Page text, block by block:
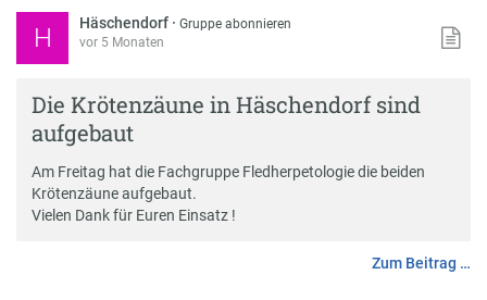
H Häschendorf ·Gruppe abonnieren
vor 5 Monaten
Die Krötenzäune in Häschendorf sind
aufgebaut
Am Freitag hat die Fachgruppe Fledherpetologie die beiden
Krötenzäune aufgebaut.
Vielen Dank für Euren Einsatz !
Zum Beitrag …